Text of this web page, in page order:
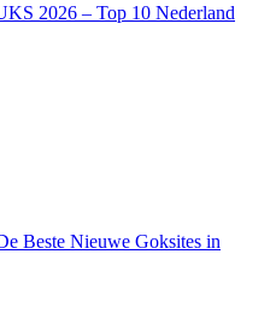
2026 – Top 10 Nederland
Beste Nieuwe Goksites in